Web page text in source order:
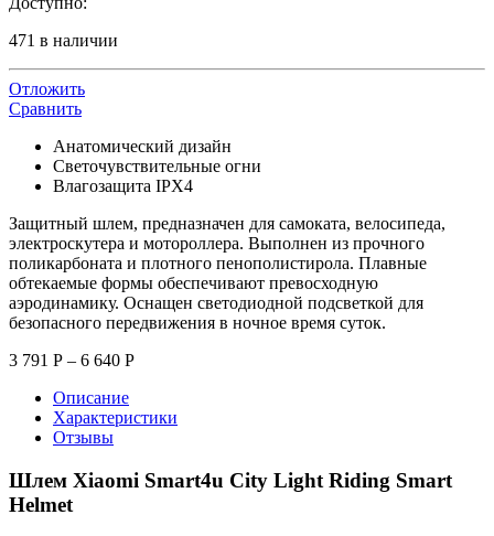
471 в наличии
Отложить
Сравнить
Анатомический дизайн
Светочувствительные огни
Влагозащита IPX4
Защитный шлем, предназначен для самоката, велосипеда,
электроскутера и мотороллера. Выполнен из прочного
поликарбоната и плотного пенополистирола. Плавные
обтекаемые формы обеспечивают превосходную
аэродинамику. Оснащен светодиодной подсветкой для
безопасного передвижения в ночное время суток.
3 791 Р – 6 640 Р
Описание
Характеристики
Отзывы
Шлем Xiaomi Smart4u City Light Riding Smart
Helmet